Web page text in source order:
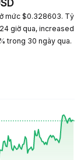
mức $0.328603. Tỷ
giờ qua, increased
trong 30 ngày qua.